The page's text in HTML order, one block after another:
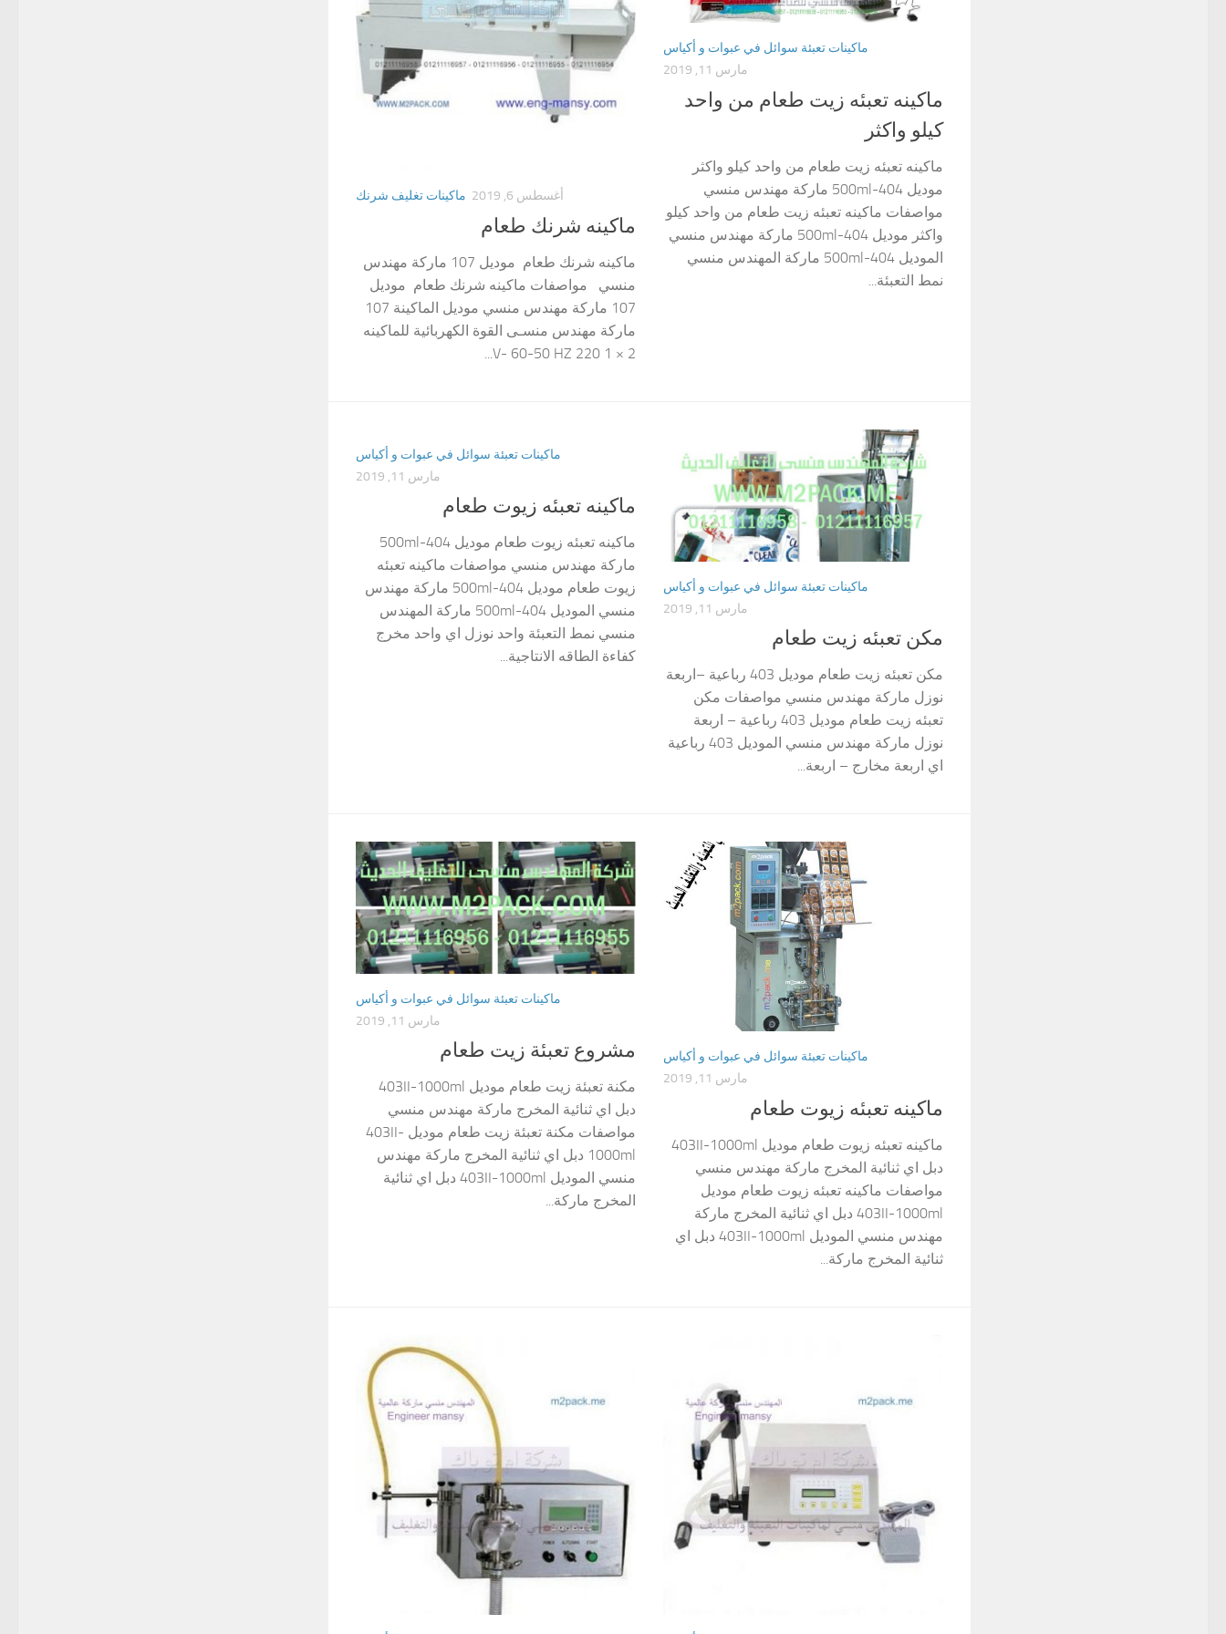
ماكينات تغليف شرنك أغسطس 6, 2019
ماكينه شرنك طعام
ماكينه شرنك طعام موديل 107 ماركة مهندس
منسي مواصفات ماكينه شرنك طعام موديل
107 ماركة مهندس منسي موديل الماكينة 107
ماركة مهندس منسـى القوة الكهربائية للماكينه
2 × 1 220 V- 60-50 HZ...
ماكينات تعبئة سوائل في عبوات و أكياس
مارس 11, 2019
ماكينه تعبئه زيت طعام من واحد
كيلو واكثر
ماكينه تعبئه زيت طعام من واحد كيلو واكثر
موديل 404-500ml ماركة مهندس منسي
مواصفات ماكينه تعبئه زيت طعام من واحد كيلو
واكثر موديل 404-500ml ماركة مهندس منسي
الموديل 404-500ml ماركة المهندس منسي
نمط التعبئة...
ماكينات تعبئة سوائل في عبوات و أكياس
مارس 11, 2019
ماكينه تعبئه زيوت طعام
ماكينه تعبئه زيوت طعام موديل 404-500ml
ماركة مهندس منسي مواصفات ماكينه تعبئه
زيوت طعام موديل 404-500ml ماركة مهندس
منسي الموديل 404-500ml ماركة المهندس
منسي نمط التعبئة واحد نوزل اي واحد مخرج
كفاءة الطاقه الانتاجية...
ماكينات تعبئة سوائل في عبوات و أكياس
مارس 11, 2019
مكن تعبئه زيت طعام
مكن تعبئه زيت طعام موديل 403 رباعية –اربعة
نوزل ماركة مهندس منسي مواصفات مكن
تعبئه زيت طعام موديل 403 رباعية – اربعة
نوزل ماركة مهندس منسي الموديل 403 رباعية
اي اربعة مخارج – اربعة...
ماكينات تعبئة سوائل في عبوات و أكياس
مارس 11, 2019
مشروع تعبئة زيت طعام
مكنة تعبئة زيت طعام موديل 403II-1000ml
دبل اي ثنائية المخرج ماركة مهندس منسي
مواصفات مكنة تعبئة زيت طعام موديل 403II-
1000ml دبل اي ثنائية المخرج ماركة مهندس
منسي الموديل 403II-1000ml دبل اي ثنائية
المخرج ماركة...
ماكينات تعبئة سوائل في عبوات و أكياس
مارس 11, 2019
ماكينه تعبئه زيوت طعام
ماكينه تعبئه زيوت طعام موديل 403II-1000ml
دبل اي ثنائية المخرج ماركة مهندس منسي
مواصفات ماكينه تعبئه زيوت طعام موديل
403II-1000ml دبل اي ثنائية المخرج ماركة
مهندس منسي الموديل 403II-1000ml دبل اي
ثنائية المخرج ماركة...